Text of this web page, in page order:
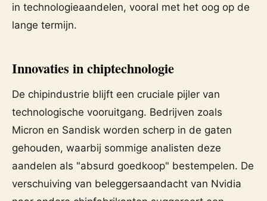
in technologieaandelen, vooral met het oog op de
lange termijn.
Innovaties in chiptechnologie
De chipindustrie blijft een cruciale pijler van
technologische vooruitgang. Bedrijven zoals
Micron en Sandisk worden scherp in de gaten
gehouden, waarbij sommige analisten deze
aandelen als "absurd goedkoop" bestempelen. De
verschuiving van beleggersaandacht van Nvidia